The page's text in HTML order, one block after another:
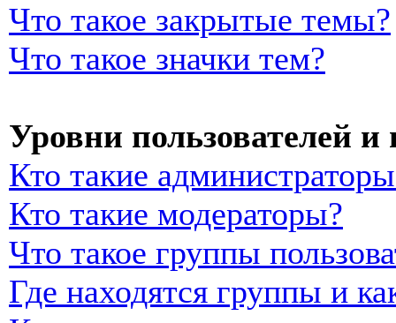
Что такое закрытые темы?
Что такое значки тем?
Уровни пользователей
Кто такие
Кто такие модераторы?
Что такое группы
Где находятся группы и